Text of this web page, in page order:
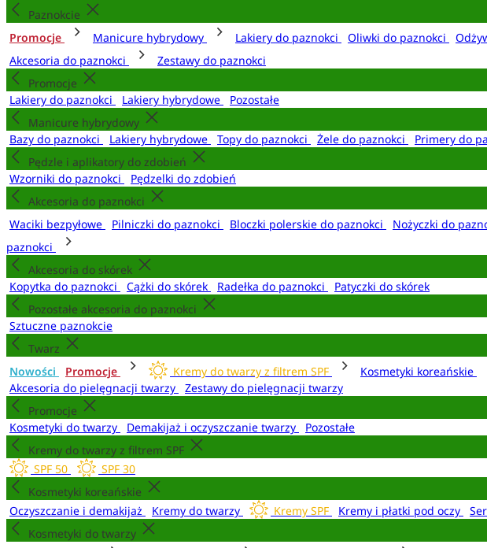
Paznokcie
Promocje
Manicure hybrydowy Lakiery do paznokci Oliwki do paznokci
Akcesoria do paznokci
Zestawy do paznokci
Promocje
Lakiery do paznokci
Lakiery hybrydowe
Pozostałe
Manicure hybrydowy
Bazy do paznokci
Lakiery hybrydowe Topy do paznokci Żele do paznokci Primery do
Pędzle i aplikatory do zdobień
Wzorniki do paznokci
Pędzelki do zdobień
Akcesoria do paznokci
Waciki bezpyłowe
Pilniczki do paznokci Bloczki polerskie do paznokci Nożyczki do
paznokci
Akcesoria do skórek
Kopytka do paznokci
Cążki do skórek Radełka do paznokci
Patyczki do skórek
Pozostałe akcesoria do paznokci
Sztuczne paznokcie
Twarz
Nowości
Promocje Kremy do twarzy z filtrem SPF Kosmetyki koreańskie
Akcesoria do pielęgnacji twarzy
Zestawy do pielęgnacji twarzy
Promocje
Kosmetyki do twarzy
Demakijaż i oczyszczanie twarzy
Pozostałe
Kremy do twarzy z filtrem SPF
SPF 50
SPF 30
Kosmetyki koreańskie
Oczyszczanie i demakijaż
Kremy do twarzy Kremy SPF Kremy i płatki pod oczy
Kosmetyki do twarzy